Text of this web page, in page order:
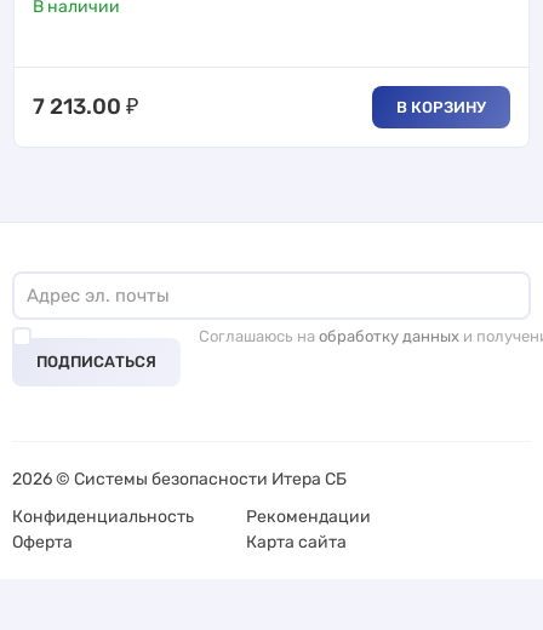
В наличии
7 213.00 ₽ В КОРЗИНУ
ПОДПИСАТЬСЯ
Соглашаюсь на обработку данных и
2026 © Системы безопасности Итера СБ
Конфиденциальность
Рекомендации
Оферта
Карта сайта